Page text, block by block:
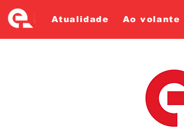
Atualidade Ao volante